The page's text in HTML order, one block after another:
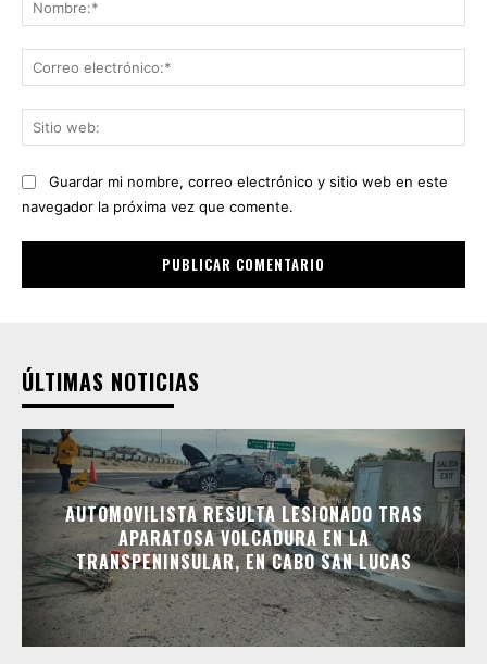
Guardar mi nombre, correo electrónico y sitio web en este
navegador la próxima vez que comente.
ÚLTIMAS NOTICIAS
AUTOMOVILISTA RESULTA LESIONADO TRAS
APARATOSA VOLCADURA EN LA
TRANSPENINSULAR, EN CABO SAN LUCAS